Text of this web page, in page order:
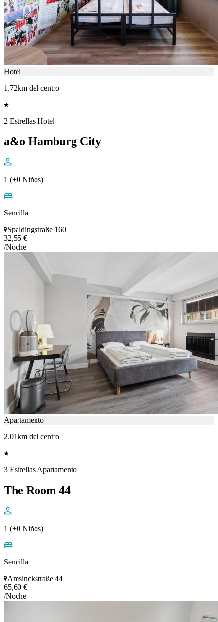
Hotel
1.72km del centro
2 Estrellas Hotel
a&o Hamburg City
1 (+0 Niños)
Sencilla
Spaldingstraße 160
32,55 €
/Noche
Apartamento
2.01km del centro
3 Estrellas Apartamento
The Room 44
1 (+0 Niños)
Sencilla
Amsinckstraße 44
65,60 €
/Noche